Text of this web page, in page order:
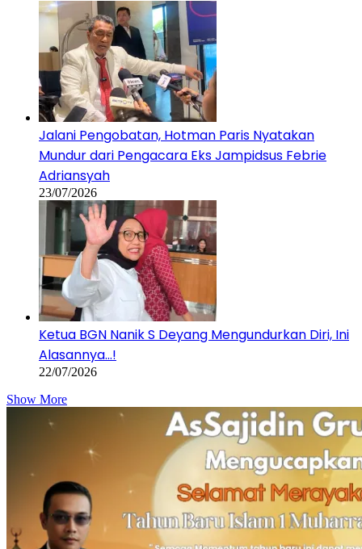
Jalani Pengobatan, Hotman Paris Nyatakan
Mundur dari Pengacara Eks Jampidsus Febrie
Adriansyah
23/07/2026
Ketua BGN Nanik S Deyang Mengundurkan Diri, Ini
Alasannya…!
22/07/2026
Show More